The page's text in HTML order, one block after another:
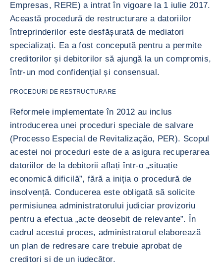
Empresas, RERE) a intrat în vigoare la 1 iulie 2017.
Această procedură de restructurare a datoriilor
întreprinderilor este desfășurată de mediatori
specializați. Ea a fost concepută pentru a permite
creditorilor și debitorilor să ajungă la un compromis,
într-un mod confidențial și consensual.
PROCEDURI DE RESTRUCTURARE
Reformele implementate în 2012 au inclus
introducerea unei proceduri speciale de salvare
(Processo Especial de Revitalização, PER). Scopul
acestei noi proceduri este de a asigura recuperarea
datoriilor de la debitorii aflați într-o „situație
economică dificilă”, fără a iniția o procedură de
insolvență. Conducerea este obligată să solicite
permisiunea administratorului judiciar provizoriu
pentru a efectua „acte deosebit de relevante”. În
cadrul acestui proces, administratorul elaborează
un plan de redresare care trebuie aprobat de
creditori și de un judecător.